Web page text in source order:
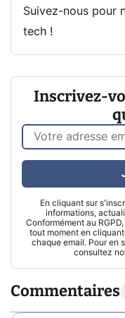
Suivez-nous pour
tech !
Inscrivez-
En cliquant sur
informations,
Conformément au
tout moment en
chaque email. Pour en
consultez
Commentaires